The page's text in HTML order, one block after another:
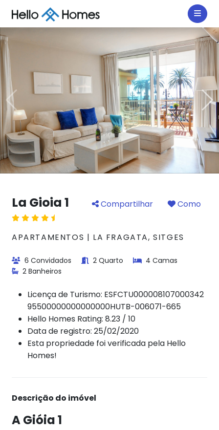
La Gioia 1 Compartilhar Como
APARTAMENTOS | LA FRAGATA, SITGES
6 Convidados 2 Quarto
4 Camas
2 Banheiros
Licença de Turismo: ESFCTU000008107000342
95500000000000000HUTB-006071-665
Hello Homes Rating: 8.23 / 10
Data de registro: 25/02/2020
Esta propriedade foi verificada pela Hello
Homes!
Descrição do imóvel
A Gióia 1